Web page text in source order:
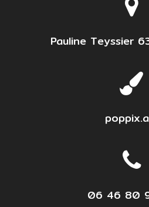
Pauline Teyssier
06 46 80